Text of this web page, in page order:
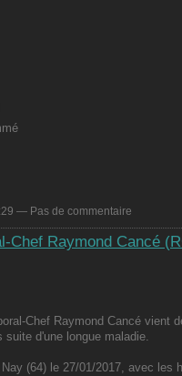
— Pas de commentaire
Chef Raymond Cancé
Chef Raymond Cancé vient
d'une longue maladie.
(64) le 27/01/2017, avec les